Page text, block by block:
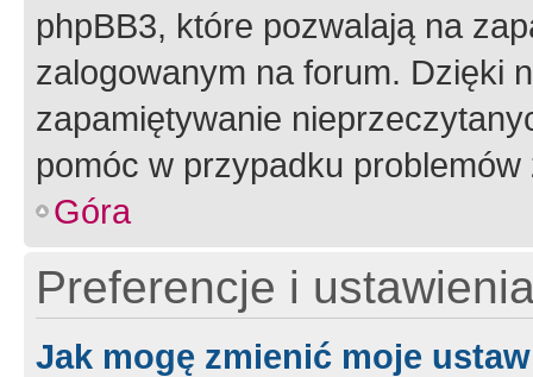
phpBB3, które pozwalają na
zalogowanym na forum. Dzięki
zapamiętywanie
pomóc w przypadku
Góra
Preferencje i
Jak mogę zmienić moje